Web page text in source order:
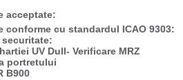
acceptate:
conforme cu standardul ICAO 9303:
securitate:
UV Dull- Verificare MRZ
portretului
B900